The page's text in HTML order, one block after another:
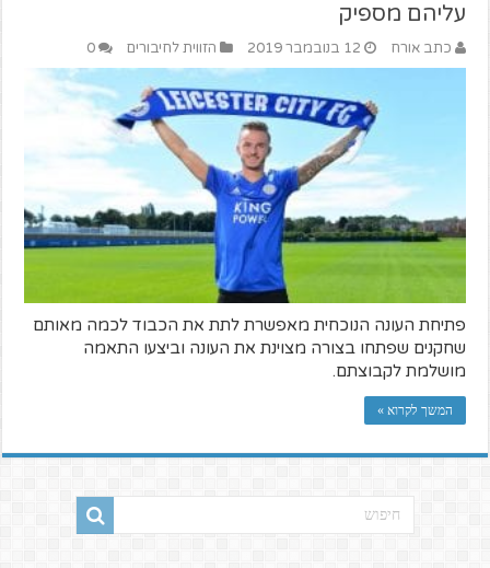
עליהם מספיק
כתב אורח 12 בנובמבר 2019 הזווית לחיבורים 0
פתיחת העונה הנוכחית מאפשרת לתת את הכבוד לכמה מאותם
שחקנים שפתחו בצורה מצוינת את העונה וביצעו התאמה
מושלמת לקבוצתם.
המשך לקרוא »